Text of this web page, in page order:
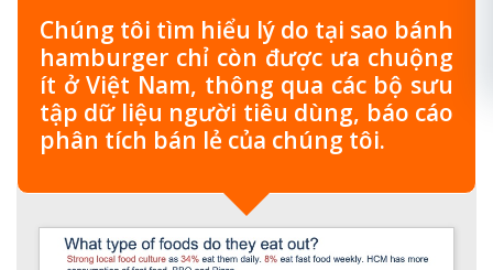
Chúng tôi tìm hiểu lý do tại sao bánh
hamburger chỉ còn được ưa chuộng
ít ở Việt Nam, thông qua các bộ sưu
tập dữ liệu người tiêu dùng, báo cáo
phân tích bán lẻ của chúng tôi.